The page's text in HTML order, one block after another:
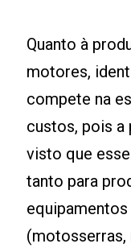
Quanto à
motores,
compete na
custos, pois a
visto que
tanto para
(motosserras,